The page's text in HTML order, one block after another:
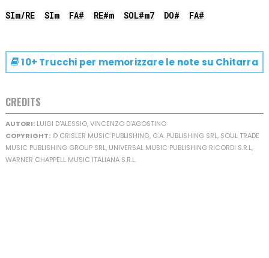
SIm/RE SIm FA# RE#m SOL#m7 DO# FA#
10+ Trucchi per memorizzare le note su Chitarra
CREDITS
AUTORI:LUIGI D'ALESSIO, VINCENZO D'AGOSTINO
COPYRIGHT:© CRISLER MUSIC PUBLISHING, G.A. PUBLISHING SRL, SOUL TRADE
MUSIC PUBLISHING GROUP SRL, UNIVERSAL MUSIC PUBLISHING RICORDI S.R.L,
WARNER CHAPPELL MUSIC ITALIANA S.R.L.